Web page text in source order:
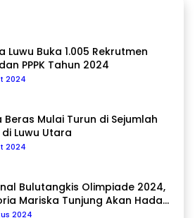
Luwu Buka 1.005 Rekrutmen
PPPK Tahun 2024
2024
Beras Mulai Turun di Sejumlah
Luwu Utara
2024
Bulutangkis Olimpiade 2024,
Mariska Tunjung Akan Hadapi
Asal Korea Selatan
2024